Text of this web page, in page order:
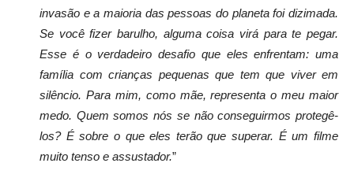
invasão e a maioria das pessoas do planeta foi dizimada.
Se você fizer barulho, alguma coisa virá para te pegar.
Esse é o verdadeiro desafio que eles enfrentam: uma
família com crianças pequenas que tem que viver em
silêncio. Para mim, como mãe, representa o meu maior
medo. Quem somos nós se não conseguirmos protegê-
los? É sobre o que eles terão que superar. É um filme
muito tenso e assustador.”